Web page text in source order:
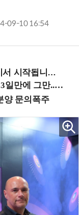
09-10 16:54
! (9/2 강남역)